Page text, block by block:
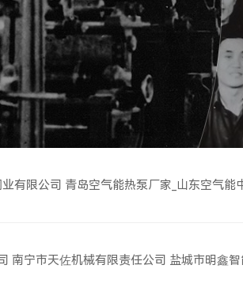
有限公司 青岛空气能热泵厂家_山东空气能
南宁市天佐机械有限责任公司 盐城市明鑫